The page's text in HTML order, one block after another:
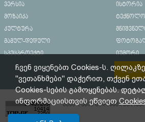
ვერსია
ისტორია
მოზაიკა
კულტურა
მამულ-დედული
სპეცპროექტი
იუმორი
მასალების გადაბეჭდვა/
ჩვენ ვიყენებთ Cookies-ს. ღილაკზე
"ვეთანხმები" დაჭერით, თქვენ
Cookies-სების გამოყენებას.
ინფორმაციისთვის ეწვიეთ